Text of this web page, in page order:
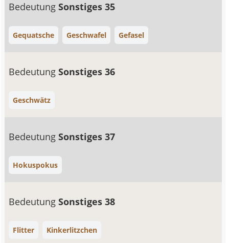
BedeutungSonstiges 35
Gequatsche Geschwafel Gefasel
BedeutungSonstiges 36
Geschwätz
BedeutungSonstiges 37
Hokuspokus
BedeutungSonstiges 38
Flitter Kinkerlitzchen